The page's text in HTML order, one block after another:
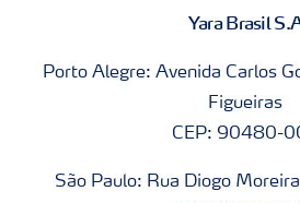
Yara Brasil
Porto Alegre: Avenida Carlos
Figueiras
CEP: 90480-
São Paulo: Rua Diogo